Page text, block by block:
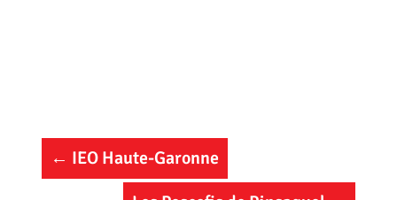
← IEO Haute-Garonne